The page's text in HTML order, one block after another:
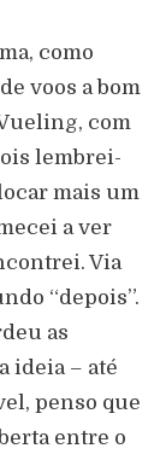
como
voos a bom
com
lembrei-
mais um
a ver
Via
“depois”.
as
ideia – até
penso que
entre o